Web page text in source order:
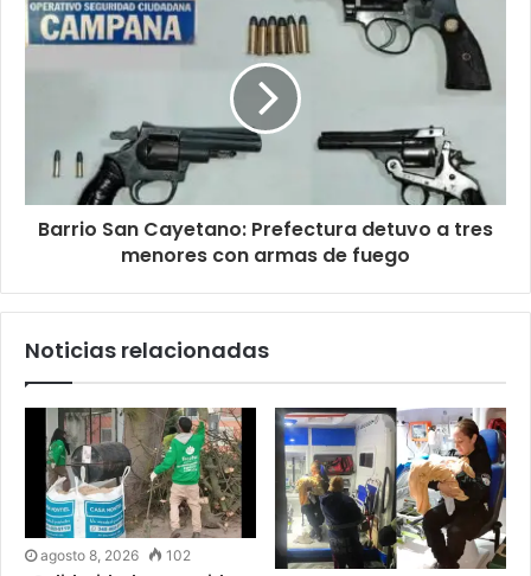
Barrio San Cayetano: Prefectura detuvo a tres
menores con armas de fuego
Noticias relacionadas
agosto 8, 2026 102